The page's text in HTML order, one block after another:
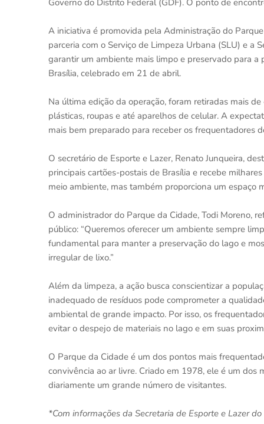
Governo do Distrito Federal (GDF). O ponto de
A iniciativa é promovida pela Administração do
parceria com o Serviço de Limpeza Urbana (SLU) e a
garantir um ambiente mais limpo e preservado para
Brasília, celebrado em 21 de abril.
Na última edição da operação, foram retiradas mais
plásticas, roupas e até aparelhos de celular. A
mais bem preparado para receber os frequentadores
O secretário de Esporte e Lazer, Renato Junqueira,
principais cartões-postais de Brasília e recebe
meio ambiente, mas também proporciona um espaço
O administrador do Parque da Cidade, Todi Moreno,
público: “Queremos oferecer um ambiente sempre
fundamental para manter a preservação do lago e
irregular de lixo.”
Além da limpeza, a ação busca conscientizar a
inadequado de resíduos pode comprometer a
ambiental de grande impacto. Por isso, os
evitar o despejo de materiais no lago e em suas
O Parque da Cidade é um dos pontos mais
convivência ao ar livre. Criado em 1978, ele é um
diariamente um grande número de visitantes.
*Com informações da Secretaria de Esporte e Lazer